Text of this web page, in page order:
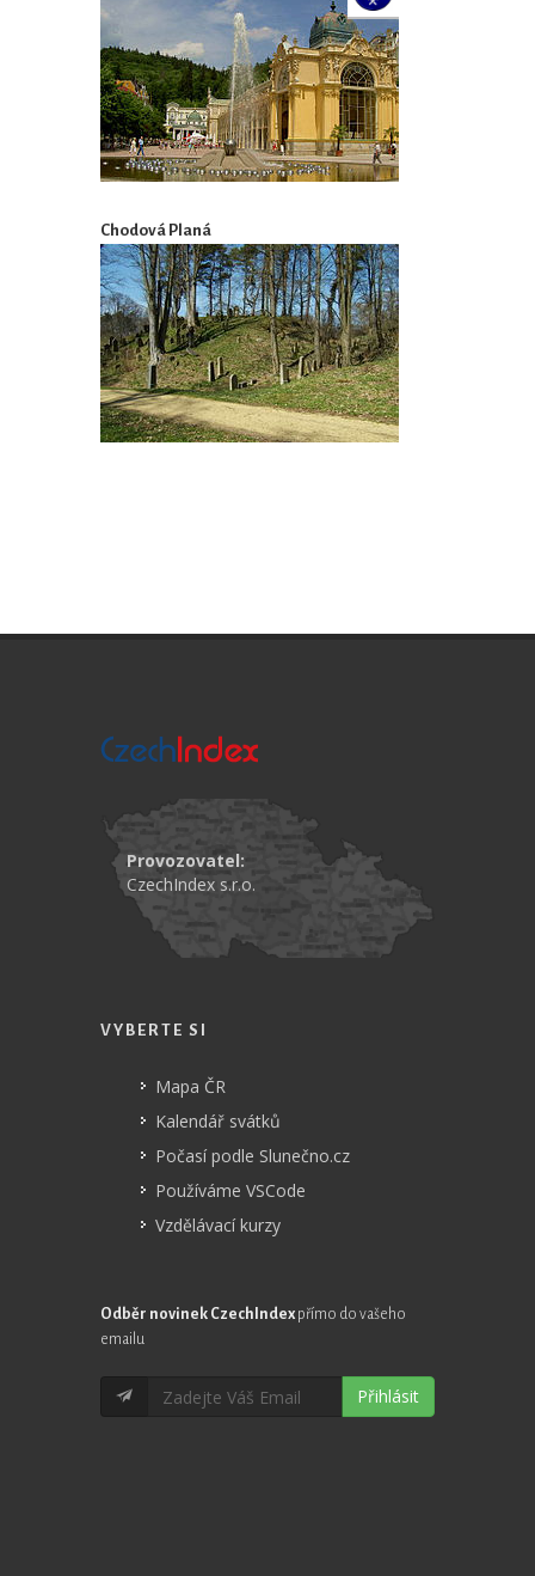
Chodová Planá
Provozovatel:
CzechIndex s.r.o.
VYBERTE SI
Mapa ČR
Kalendář svátků
Počasí podle Slunečno.cz
Používáme VSCode
Vzdělávací kurzy
Odběr novinek CzechIndex přímo do vašeho
emailu
Přihlásit